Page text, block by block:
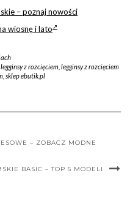
– poznaj nowości
wiosnę i lato
z rozcięciem legginsy z rozcięciem
sklep ebutik.pl
– ZOBACZ MODNE
BASIC – TOP 5 MODELI